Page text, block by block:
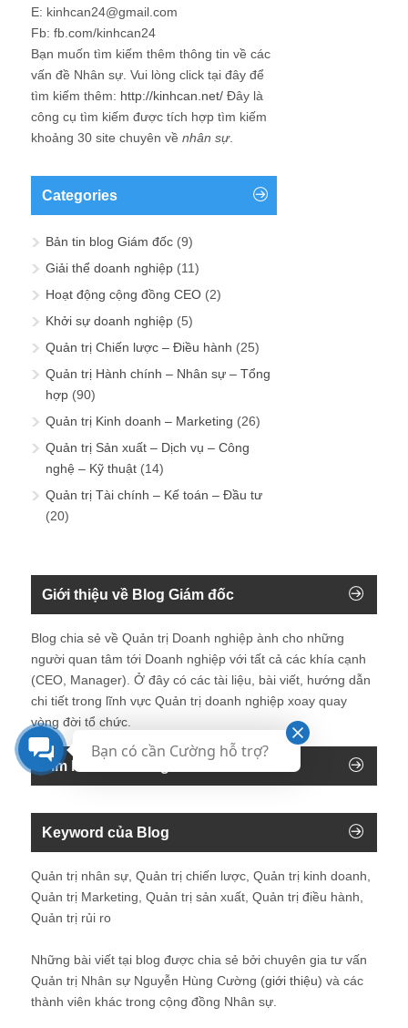
E: kinhcan24@gmail.com
Fb: fb.com/kinhcan24
Bạn muốn tìm kiếm thêm thông tin về các
vấn đề Nhân sự. Vui lòng click tại đây để
tìm kiếm thêm: http://kinhcan.net/ Đây là
công cụ tìm kiếm được tích hợp tìm kiếm
khoảng 30 site chuyên về nhân sự.
Categories
Bản tin blog Giám đốc (9)
Giải thể doanh nghiệp (11)
Hoạt động cộng đồng CEO (2)
Khởi sự doanh nghiệp (5)
Quản trị Chiến lược – Điều hành (25)
Quản trị Hành chính – Nhân sự – Tổng
hợp (90)
Quản trị Kinh doanh – Marketing (26)
Quản trị Sản xuất – Dịch vụ – Công
nghệ – Kỹ thuật (14)
Quản trị Tài chính – Kế toán – Đầu tư
(20)
Giới thiệu về Blog Giám đốc
Blog chia sẻ về Quản trị Doanh nghiệp ành cho những
người quan tâm tới Doanh nghiệp với tất cả các khía cạnh
(CEO, Manager). Ở đây có các tài liệu, bài viết, hướng dẫn
chi tiết trong lĩnh vực Quản trị doanh nghiệp xoay quay
vòng đời tổ chức.
Tìm kiếm trên blog
Keyword của Blog
Quản trị nhân sự, Quản trị chiến lược, Quản trị kinh doanh,
Quản trị Marketing, Quản trị sản xuất, Quản trị điều hành,
Quản trị rủi ro
Những bài viết tại blog được chia sẻ bởi chuyên gia tư vấn
Quản trị Nhân sự Nguyễn Hùng Cường (giới thiệu) và các
thành viên khác trong cộng đồng Nhân sự.
Bạn có cần Cường hỗ trợ?